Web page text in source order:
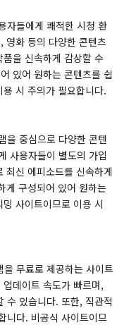
자들에게 쾌적한 시청 환
영화 등의 다양한 콘텐츠
을 신속하게 감상할 수
있어 원하는 콘텐츠를 쉽
시 주의가 필요합니다.
을 중심으로 다양한 콘텐
사용자들이 별도의 가입
최신 에피소드를 신속하게
게 구성되어 있어 원하는
사이트이므로 이용 시
무료로 제공하는 사이트
데이트 속도가 빠르며,
수 있습니다. 또한, 직관적
니다. 비공식 사이트이므